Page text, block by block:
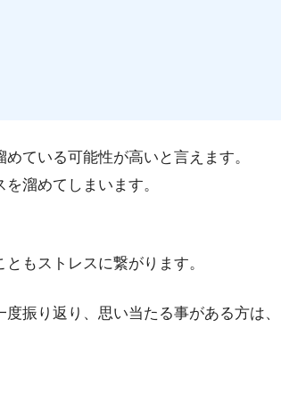
ている可能性が高いと言えます。
溜めてしまいます。
もストレスに繋がります。
振り返り、思い当たる事がある方は、